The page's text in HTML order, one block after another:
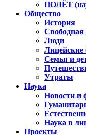
ПОЛЁТ
Общество
История
Свободная
Люди
Лицейские
Семья и
Утраты
Наука
Новости и
Наука в
Проекты